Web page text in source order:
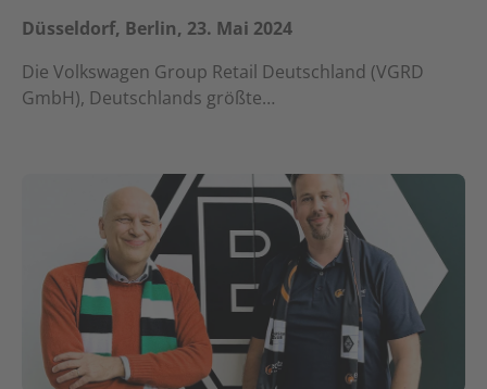
Düsseldorf, Berlin, 23. Mai 2024
Die Volkswagen Group Retail Deutschland (VGRD
GmbH), Deutschlands größte…